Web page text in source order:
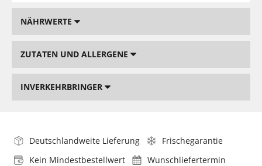
NÄHRWERTE
ZUTATEN UND ALLERGENE
INVERKEHRBRINGER
Deutschlandweite Lieferung
Frischegarantie
Kein Mindestbestellwert
Wunschliefertermin